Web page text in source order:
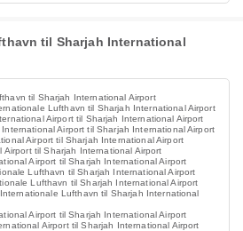
til Sharjah International
til Sharjah International Airport
Lufthavn til Sharjah International Airport
Airport til Sharjah International Airport
Airport til Sharjah International Airport
Airport til Sharjah International Airport
Airport til Sharjah International Airport
Airport til Sharjah International Airport
Lufthavn til Sharjah International Airport
Lufthavn til Sharjah International Airport
Lufthavn til Sharjah International
Airport til Sharjah International Airport
Airport til Sharjah International Airport